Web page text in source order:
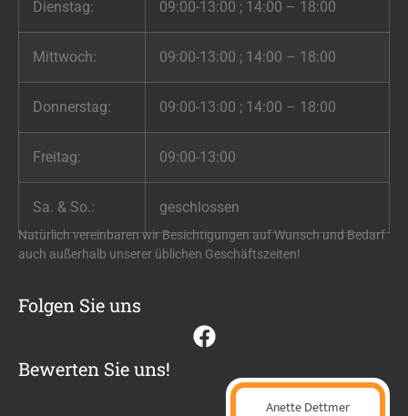
Dienstag: 09:00-13:00 ; 14:00 – 18:00
Mittwoch: 09:00-13:00 ; 14:00 – 18:00
Donnerstag: 09:00-13:00 ; 14:00 – 18:00
Freitag: 09:00-13:00
Sa. & So.: geschlossen
Natürlich vereinbaren wir Besichtigungen auf Wunsch und Bedarf
auch außerhalb unserer üblichen Geschäftszeiten!
Folgen Sie uns
Bewerten Sie uns!
Anette Dettmer